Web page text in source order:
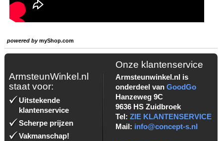
powered bymyShop.com
ArmsteunWinkel.nl
staat voor:
Uitstekende
klantenservice
Scherpe prijzen
Vakmanschap!
Onze klantenservice
Armsteunwinkel.nl is
onderdeel van GoodGo
Hanzeweg 9C
9636 HS Zuidbroek
Tel: ZIE KLANTENSERVICE
Mail: info@concept-s.nl